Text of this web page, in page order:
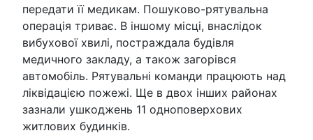
передати її медикам. Пошуково-рятувальна
операція триває. В іншому місці, внаслідок
вибухової хвилі, постраждала будівля
медичного закладу, а також загорівся
автомобіль. Рятувальні команди працюють над
ліквідацією пожежі. Ще в двох інших районах
зазнали ушкоджень 11 одноповерхових
житлових будинків.